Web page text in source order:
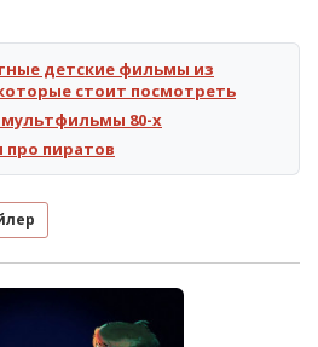
детские фильмы из
стоит посмотреть
80-х
пиратов